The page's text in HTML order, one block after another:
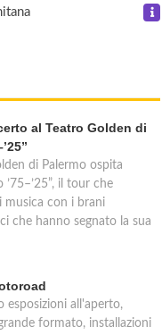
al Teatro Golden di
di Palermo ospita
il tour che
musica con i brani
che hanno segnato la sua
esposizioni all'aperto,
formato, installazioni